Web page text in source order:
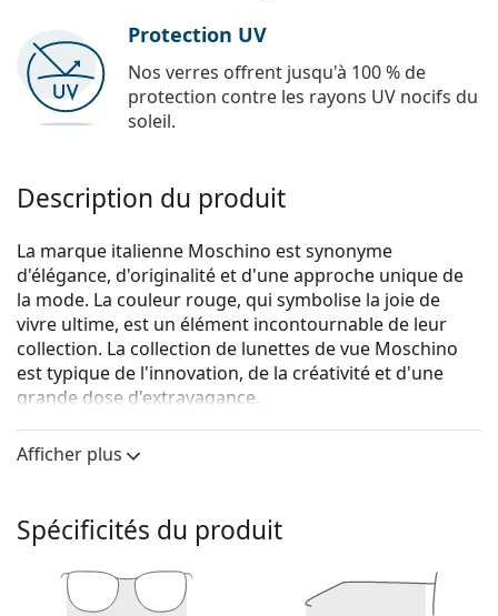
Protection UV
Nos verres offrent jusqu'à 100 % de
protection contre les rayons UV nocifs du
soleil.
Description du produit
La marque italienne Moschino est synonyme
d'élégance, d'originalité et d'une approche unique de
la mode. La couleur rouge, qui symbolise la joie de
vivre ultime, est un élément incontournable de leur
collection. La collection de lunettes de vue Moschino
est typique de l'innovation, de la créativité et d'une
grande dose d'extravagance.
Moschino MOS542 000 17 53sont des lunettes pour
femmes.
La couleur dorée de la monture s'accorde
châtain foncé.
Les montures carrées sont un choix idéal pour les
Afficher plus
Spécificités du produit